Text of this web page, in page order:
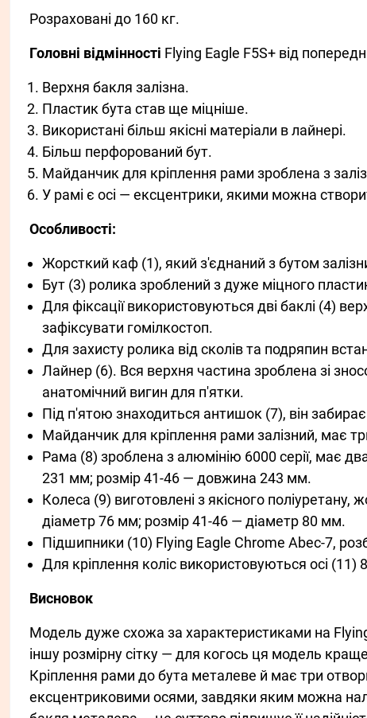
Розраховані до 160 кг.
Головні відмінності Flying Eagle F5S+ від
Верхня бакля залізна.
Пластик бута став ще міцніше.
Використані більш якісні матеріали в лайнері.
Більш перфорований бут.
Майданчик для кріплення рами зроблена з
У рамі є осі — ексцентрики, якими можна
Особливості:
Жорсткий каф (1), який з'єднаний з бутом
Бут (3) ролика зроблений з дуже міцного
Для фіксації використовуються дві баклі (4)
зафіксувати гомілкостоп.
Для захисту ролика від сколів та подряпин
Лайнер (6). Вся верхня частина зроблена зі
анатомічний вигин для п'ятки.
Під п'ятою знаходиться антишок (7), він
Майданчик для кріплення рами залізний, має
Рама (8) зроблена з алюмінію 6000 серії, має
231 мм; розмір 41-46 — довжина 243 мм.
Колеса (9) виготовлені з якісного
діаметр 76 мм; розмір 41-46 — діаметр 80 мм.
Підшипники (10) Flying Eagle Chrome Abec-7,
Для кріплення коліс використовуються осі (11)
Висновок
Модель дуже схожа за характеристиками на
іншу розмірну сітку — для когось ця модель
Кріплення рами до бута металеве й має три
ексцентриковими осями, завдяки яким можна